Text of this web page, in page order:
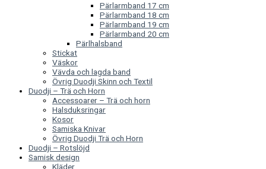
Pärlarmband 17 cm
Pärlarmband 18 cm
Pärlarmband 19 cm
Pärlarmband 20 cm
Pärlhalsband
Stickat
Väskor
Vävda och lagda band
Övrig Duodji Skinn och Textil
Duodji – Trä och Horn
Accessoarer – Trä och horn
Halsduksringar
Kosor
Samiska Knivar
Övrig Duodji Trä och Horn
Duodji – Rotslöjd
Samisk design
Kläder